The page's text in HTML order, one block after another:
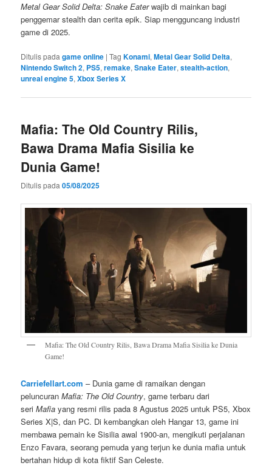
Metal Gear Solid Delta: Snake Eaterwajib di mainkan bagi
penggemar stealth dan cerita epik. Siap mengguncang industri
game di 2025.
Ditulis padagame online |Tag Konami,Metal Gear Solid Delta,
Nintendo Switch 2, PS5,remake,Snake Eater,stealth-action,
unreal engine 5,Xbox Series X
Mafia: The Old Country Rilis,
Bawa Drama Mafia Sisilia ke
Dunia Game!
Ditulis pada05/08/2025
Mafia: The Old Country Rilis, Bawa Drama Mafia Sisilia ke Dunia
Game!
Carriefellart.com – Dunia game di ramaikan dengan
peluncuranMafia: The Old Country, game terbaru dari
seriMafia yang resmi rilis pada 8 Agustus 2025 untuk PS5, Xbox
Series X|S, dan PC. Di kembangkan oleh Hangar 13, game ini
membawa pemain ke Sisilia awal 1900-an, mengikuti perjalanan
Enzo Favara, seorang pemuda yang terjun ke dunia mafia untuk
bertahan hidup di kota fiktif San Celeste.